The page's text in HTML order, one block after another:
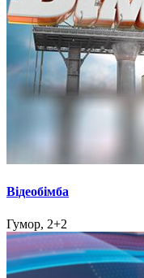
Відеобімба
Гумор, 2+2